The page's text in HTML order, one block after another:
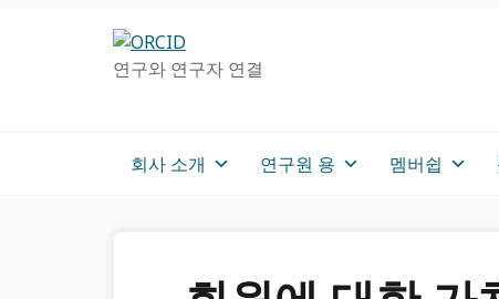
연구와 연구자 연결
회사 소개 연구원 용 멤버쉽